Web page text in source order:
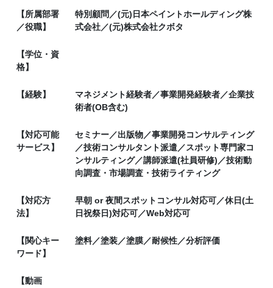
【所属部署
／役職】
特別顧問／(元)日本ペイントホールディング株
式会社／(元)株式会社クボタ
【学位・資
格】
【経験】
マネジメント経験者／事業開発経験者／企業技
術者(OB含む)
【対応可能
サービス】
セミナー／出版物／事業開発コンサルティング
／技術コンサルタント派遣／スポット専門家コ
ンサルティング／講師派遣(社員研修)／技術動
向調査・市場調査・技術ライティング
【対応方
法】
早朝 or 夜間スポットコンサル対応可／休日(土
日祝祭日)対応可／Web対応可
【関心キー
ワード】
塗料／塗装／塗膜／耐候性／分析評価
【動画